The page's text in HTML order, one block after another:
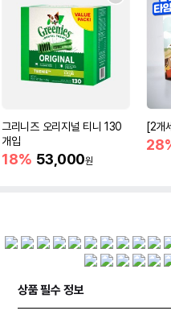
그리니즈 오리지널 티니 130
개입
18% 53,000원
[2개
상품 필수 정보